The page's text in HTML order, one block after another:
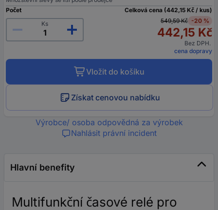
Počet
Ks
Celková cena (442,15 Kč / kus)
549,59 Kč -20 %
442,15 Kč
Bez DPH.
cena dopravy
Vložit do košíku
Získat cenovou nabídku
Výrobce/ osoba odpovědná za výrobek
Nahlásit právní incident
Hlavní benefity
Multifunkční časové relé pro